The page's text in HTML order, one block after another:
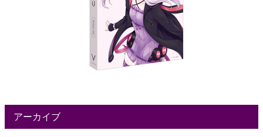
アーカイブ